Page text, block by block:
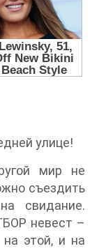
улице!
мир не
съездить
свидание.
невест –
этой, и на